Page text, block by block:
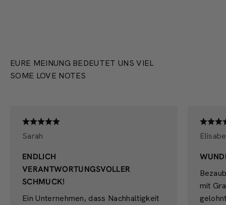
EURE MEINUNG BEDEUTET UNS VIEL
SOME LOVE NOTES
Sarah
ENDLICH
VERANTWORTUNGSVOLLER
SCHMUCK!
Ein Unternehmen, dass Nachhaltigkeit
mit